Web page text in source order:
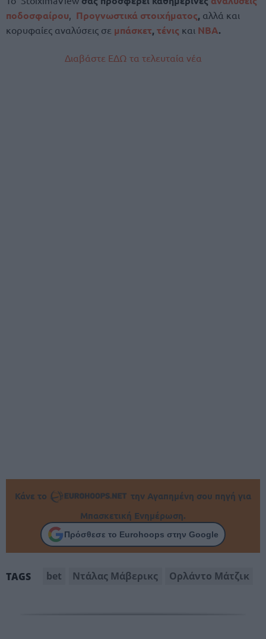
ποδοσφαίρου
Προγνωστικά στοιχήματος, αλλά και
κορυφαίες αναλύσεις σε μπάσκετ, τένις και NBA.
Διαβάστε ΕΔΩ τα τελευταία νέα
Κάνε το
την Αγαπημένη σου πηγή για
Μπασκετική Ενημέρωση.
Πρόσθεσε το Eurohoops στην Google
TAGS bet Ντάλας Μάβερικς Ορλάντο Μάτζικ